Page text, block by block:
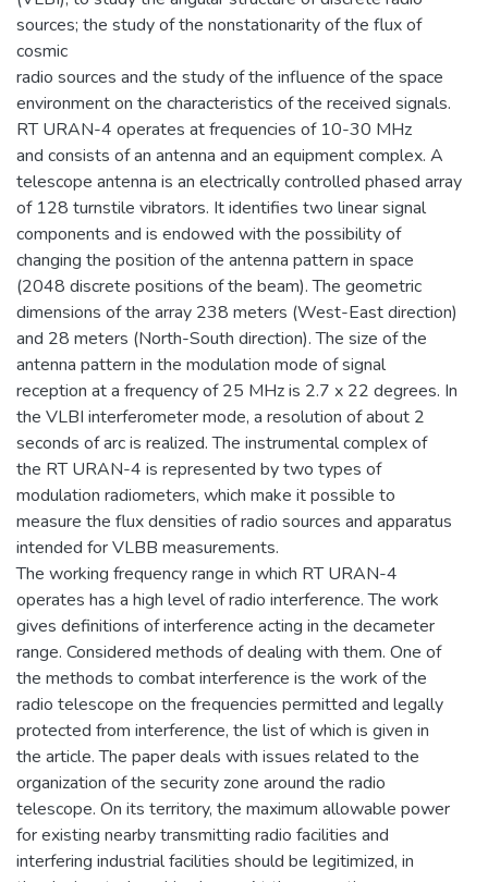
sources; the study of the nonstationarity of the flux of
cosmic
radio sources and the study of the influence of the space
environment on the characteristics of the received signals.
RT URAN-4 operates at frequencies of 10-30 MHz
and consists of an antenna and an equipment complex. A
telescope antenna is an electrically controlled phased array
of 128 turnstile vibrators. It identifies two linear signal
components and is endowed with the possibility of
changing the position of the antenna pattern in space
(2048 discrete positions of the beam). The geometric
dimensions of the array 238 meters (West-East direction)
and 28 meters (North-South direction). The size of the
antenna pattern in the modulation mode of signal
reception at a frequency of 25 MHz is 2.7 x 22 degrees. In
the VLBI interferometer mode, a resolution of about 2
seconds of arc is realized. The instrumental complex of
the RT URAN-4 is represented by two types of
modulation radiometers, which make it possible to
measure the flux densities of radio sources and apparatus
intended for VLBB measurements.
The working frequency range in which RT URAN-4
operates has a high level of radio interference. The work
gives definitions of interference acting in the decameter
range. Considered methods of dealing with them. One of
the methods to combat interference is the work of the
radio telescope on the frequencies permitted and legally
protected from interference, the list of which is given in
the article. The paper deals with issues related to the
organization of the security zone around the radio
telescope. On its territory, the maximum allowable power
for existing nearby transmitting radio facilities and
interfering industrial facilities should be legitimized, in